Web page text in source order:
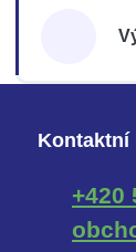
Kontaktní
+420